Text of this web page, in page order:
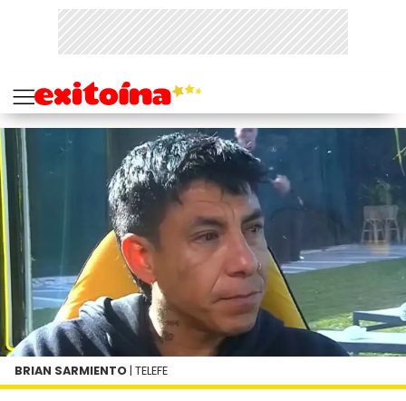
BRIAN SARMIENTO | TELEFE